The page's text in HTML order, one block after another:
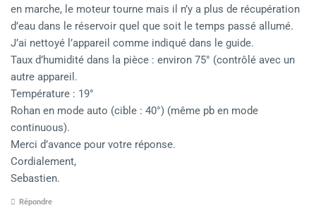
en marche, le moteur tourne mais il n’y a plus de récupération
d’eau dans le réservoir quel que soit le temps passé allumé.
J’ai nettoyé l’appareil comme indiqué dans le guide.
Taux d’humidité dans la pièce : environ 75° (contrôlé avec un
autre appareil.
Température : 19°
Rohan en mode auto (cible : 40°) (même pb en mode
continuous).
Merci d’avance pour votre réponse.
Cordialement,
Sebastien.
Répondre